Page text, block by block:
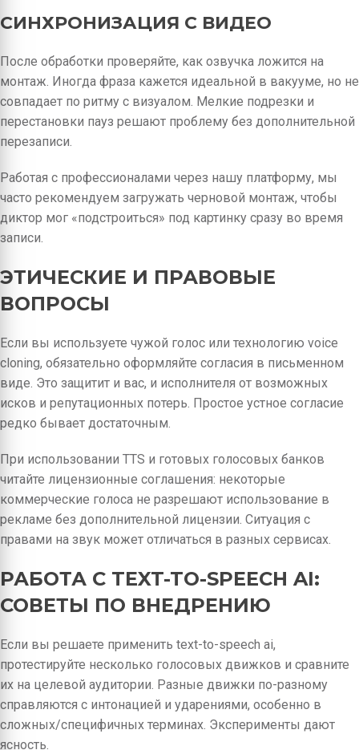
СИНХРОНИЗАЦИЯ С ВИДЕО
После обработки проверяйте, как озвучка ложится на
монтаж. Иногда фраза кажется идеальной в вакууме, но не
совпадает по ритму с визуалом. Мелкие подрезки и
перестановки пауз решают проблему без дополнительной
перезаписи.
Работая с профессионалами через нашу платформу, мы
часто рекомендуем загружать черновой монтаж, чтобы
диктор мог «подстроиться» под картинку сразу во время
записи.
ЭТИЧЕСКИЕ И ПРАВОВЫЕ
ВОПРОСЫ
Если вы используете чужой голос или технологию voice
cloning, обязательно оформляйте согласия в письменном
виде. Это защитит и вас, и исполнителя от возможных
исков и репутационных потерь. Простое устное согласие
редко бывает достаточным.
При использовании TTS и готовых голосовых банков
читайте лицензионные соглашения: некоторые
коммерческие голоса не разрешают использование в
рекламе без дополнительной лицензии. Ситуация с
правами на звук может отличаться в разных сервисах.
РАБОТА С TEXT-TO-SPEECH AI:
СОВЕТЫ ПО ВНЕДРЕНИЮ
Если вы решаете применить text-to-speech ai,
протестируйте несколько голосовых движков и сравните
их на целевой аудитории. Разные движки по-разному
справляются с интонацией и ударениями, особенно в
сложных/специфичных терминах. Эксперименты дают
ясность.